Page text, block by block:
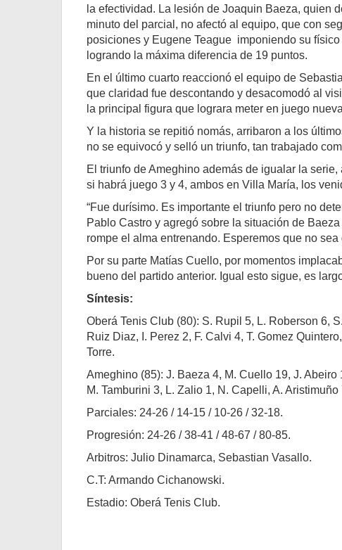
la efectividad. La lesión de Joaquin Baeza, quien
minuto del parcial, no afectó al equipo, que con
posiciones y Eugene Teague imponiendo su
logrando la máxima diferencia de 19 puntos.
En el último cuarto reaccionó el equipo de
que claridad fue descontando y desacomodó al
la principal figura que lograra meter en juego
Y la historia se repitió nomás, arribaron a los
no se equivocó y selló un triunfo, tan trabajado
El triunfo de Ameghino además de igualar la
si habrá juego 3 y 4, ambos en Villa María, los
“Fue durísimo. Es importante el triunfo pero no
Pablo Castro y agregó sobre la situación de
rompe el alma entrenando. Esperemos que no sea
Por su parte Matías Cuello, por momentos
bueno del partido anterior. Igual esto sigue, es
Síntesis:
Oberá Tenis Club (80): S. Rupil 5, L. Roberson 6,
Ruiz Diaz, I. Perez 2, F. Calvi 4, T. Gomez
Torre.
Ameghino (85): J. Baeza 4, M. Cuello 19, J.
M. Tamburini 3, L. Zalio 1, N. Capelli, A.
Parciales: 24-26 / 14-15 / 10-26 / 32-18.
Progresión: 24-26 / 38-41 / 48-67 / 80-85.
Arbitros: Julio Dinamarca, Sebastian Vasallo.
C.T: Armando Cichanowski.
Estadio: Oberá Tenis Club.